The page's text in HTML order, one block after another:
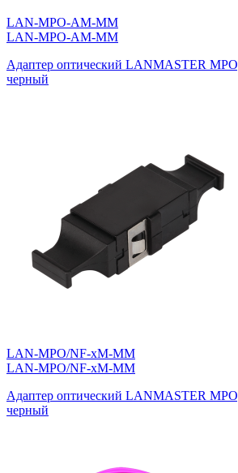
LAN-MPO-AM-MM
LAN-MPO-AM-MM
Адаптер оптический LANMASTER
черный
LAN-MPO/NF-xM-MM
LAN-MPO/NF-xM-MM
Адаптер оптический LANMASTER
черный